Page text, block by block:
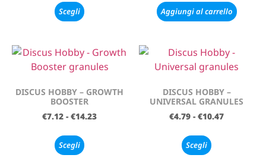
Scegli Aggiungi al carrello
DISCUS HOBBY – GROWTH
BOOSTER
€7.12 - €14.23
Scegli
DISCUS HOBBY –
UNIVERSAL GRANULES
€4.79 - €10.47
Scegli